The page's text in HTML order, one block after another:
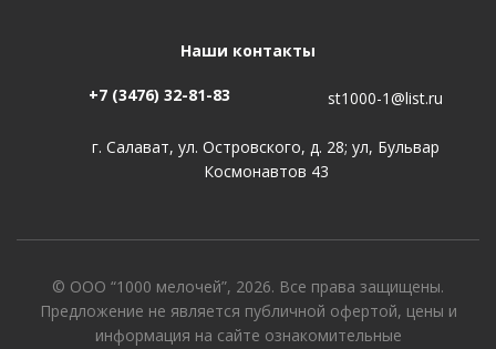
Наши контакты
+7 (3476) 32-81-83 st1000-1@list.ru
г. Салават, ул. Островского, д. 28; ул, Бульвар
Космонавтов 43
© ООО “1000 мелочей”, 2026. Все права защищены.
Предложение не является публичной офертой, цены и
информация на сайте ознакомительные